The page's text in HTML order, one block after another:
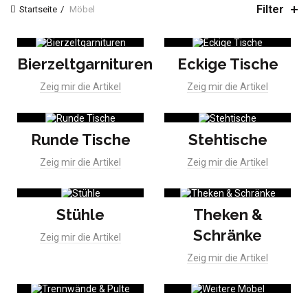
Startseite Möbel Filter
Bierzeltgarnituren
Zeig mir die Artikel
Eckige Tische
Zeig mir die Artikel
Runde Tische
Zeig mir die Artikel
Stehtische
Zeig mir die Artikel
Stühle
Zeig mir die Artikel
Theken &
Schränke
Zeig mir die Artikel